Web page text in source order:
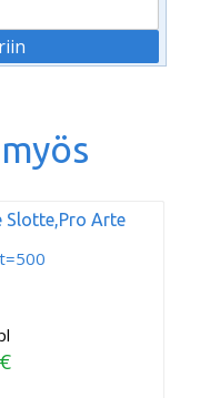
Slotte,Pro Arte